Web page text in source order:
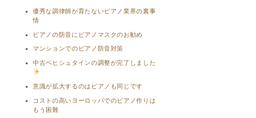
優秀な調律師が育たないピアノ業界の裏事
情
ピアノの防音にピアノマスクのお勧め
マンションでのピアノ防音対策
中古ベヒシュタインの調整が完了しました
意識が拡大するのはピアノも同じです
コストの高いヨーロッパでのピアノ作りは
もう困難